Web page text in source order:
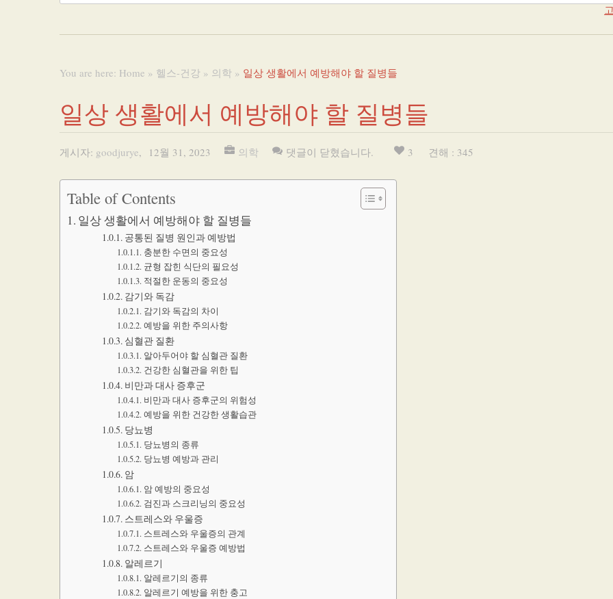
You are here: Home » 헬스-건강 » 의학 » 일상 생활에서 예방해야 할 질병들
일상 생활에서 예방해야 할 질병들
게시자: goodjurye, 12월 31, 2023 의학 댓글이 닫혔습니다. 3 견해 : 345
Table of Contents
일상 생활에서 예방해야 할 질병들
공통된 질병 원인과 예방법
충분한 수면의 중요성
균형 잡힌 식단의 필요성
적절한 운동의 중요성
감기와 독감
감기와 독감의 차이
예방을 위한 주의사항
심혈관 질환
알아두어야 할 심혈관 질환
건강한 심혈관을 위한 팁
비만과 대사 증후군
비만과 대사 증후군의 위험성
예방을 위한 건강한 생활습관
당뇨병
당뇨병의 종류
당뇨병 예방과 관리
암
암 예방의 중요성
검진과 스크리닝의 중요성
스트레스와 우울증
스트레스와 우울증의 관계
스트레스와 우울증 예방법
알레르기
알레르기의 종류
알레르기 예방을 위한 충고